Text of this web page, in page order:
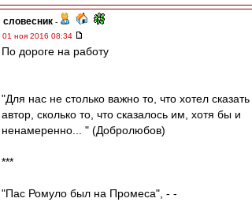
словесник -
01 ноя 2016 08:34
По дороге на работу
"Для нас не столько важно то, что хотел сказать
автор, сколько то, что сказалось им, хотя бы и
ненамеренно... " (Добролюбов)
***
"Пас Ромуло был на Промеса", - -